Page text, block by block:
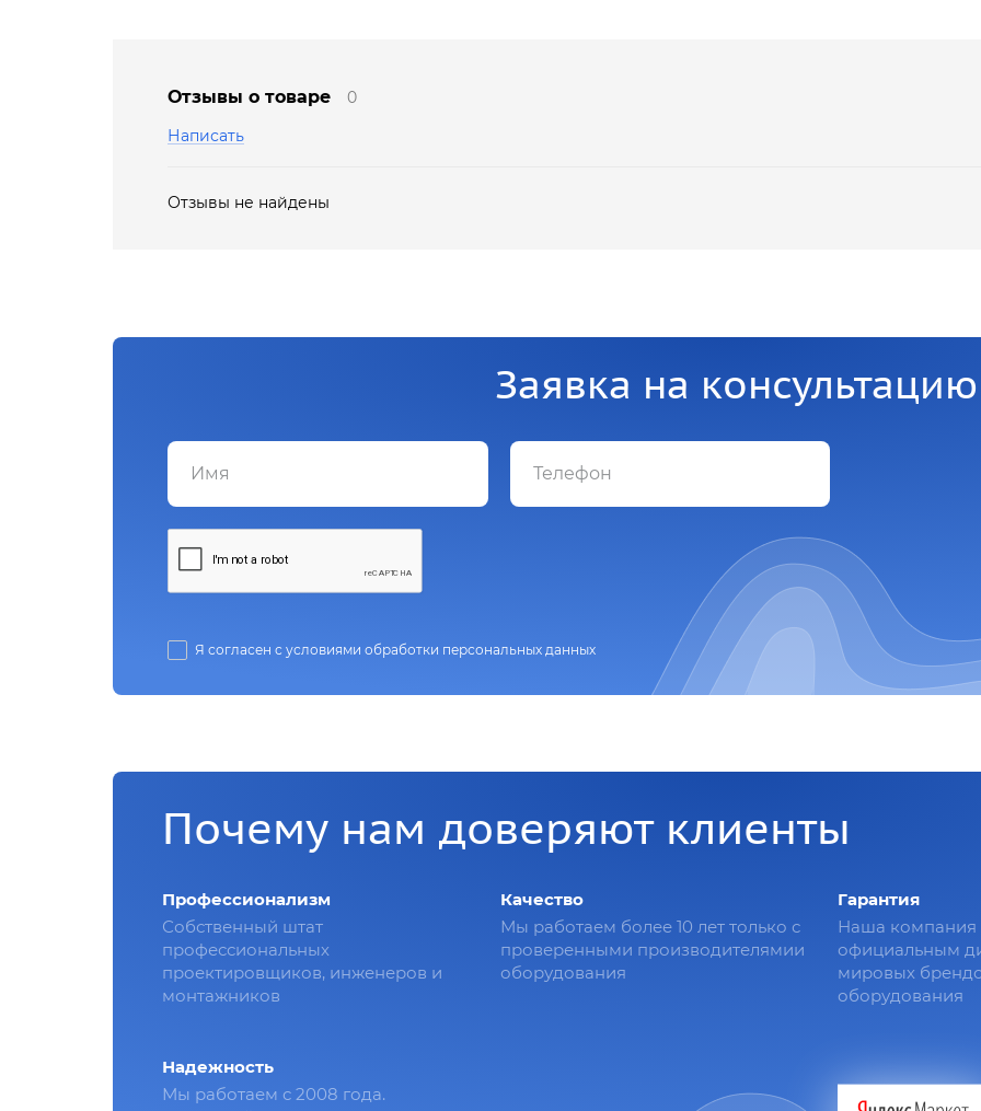
Отзывы о товаре
0
Написать
Отзывы не найдены
Заявка на консультацию
Я согласен с условиями обработки персональных данных
Почему нам доверяют клиенты
Профессионализм
Собственный штат
профессиональных
проектировщиков, инженеров и
монтажников
Качество
Мы работаем более 10 лет только с
проверенными производителямии
оборудования
Гарантия
Наша компания
официальным
мировых
оборудования
Надежность
Мы работаем с 2008 года.